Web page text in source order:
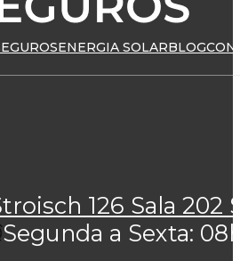
ENERGIA SOLARBLOG
126 Sala 202
Segunda a Sexta: